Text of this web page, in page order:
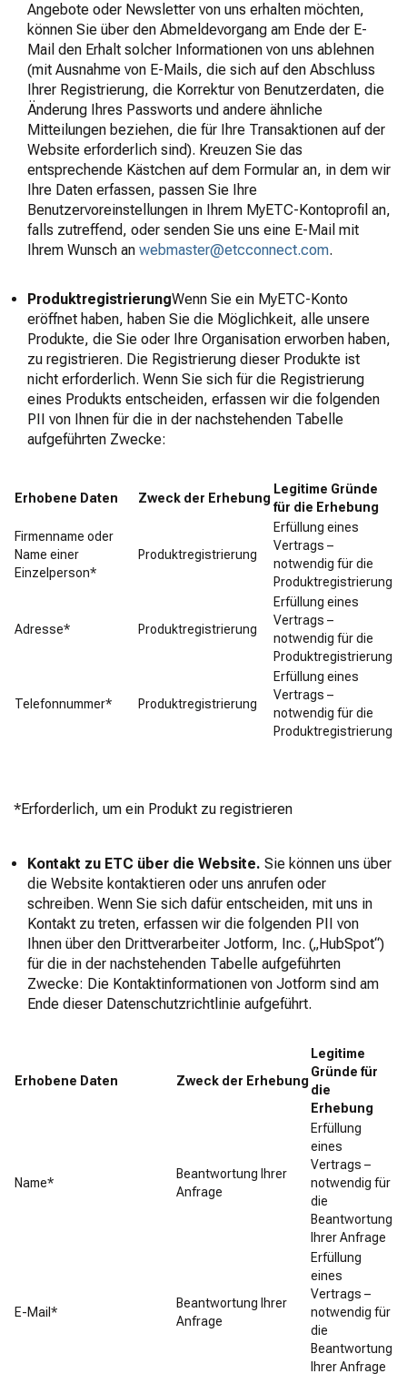
Angebote oder Newsletter von uns erhalten möchten,
können Sie über den Abmeldevorgang am Ende der E-
Mail den Erhalt solcher Informationen von uns ablehnen
(mit Ausnahme von E-Mails, die sich auf den Abschluss
Ihrer Registrierung, die Korrektur von Benutzerdaten, die
Änderung Ihres Passworts und andere ähnliche
Mitteilungen beziehen, die für Ihre Transaktionen auf der
Website erforderlich sind). Kreuzen Sie das
entsprechende Kästchen auf dem Formular an, in dem wir
Ihre Daten erfassen, passen Sie Ihre
Benutzervoreinstellungen in Ihrem MyETC-Kontoprofil an,
falls zutreffend, oder senden Sie uns eine E-Mail mit
Ihrem Wunsch an webmaster@etcconnect.com.
ProduktregistrierungWenn Sie ein MyETC-Konto
eröffnet haben, haben Sie die Möglichkeit, alle unsere
Produkte, die Sie oder Ihre Organisation erworben haben,
zu registrieren. Die Registrierung dieser Produkte ist
nicht erforderlich. Wenn Sie sich für die Registrierung
eines Produkts entscheiden, erfassen wir die folgenden
PII von Ihnen für die in der nachstehenden Tabelle
aufgeführten Zwecke:
Erhobene Daten Zweck der Erhebung
Legitime Gründe
für die Erhebung
Firmenname oder
Name einer
Einzelperson*
Produktregistrierung
Erfüllung eines
Vertrags –
notwendig für die
Produktregistrierung
Adresse* Produktregistrierung
Erfüllung eines
Vertrags –
notwendig für die
Produktregistrierung
Telefonnummer* Produktregistrierung
Erfüllung eines
Vertrags –
notwendig für die
Produktregistrierung
*Erforderlich, um ein Produkt zu registrieren
Kontakt zu ETC über die Website. Sie können uns über
die Website kontaktieren oder uns anrufen oder
schreiben. Wenn Sie sich dafür entscheiden, mit uns in
Kontakt zu treten, erfassen wir die folgenden PII von
Ihnen über den Drittverarbeiter Jotform, Inc. („HubSpot“)
für die in der nachstehenden Tabelle aufgeführten
Zwecke: Die Kontaktinformationen von Jotform sind am
Ende dieser Datenschutzrichtlinie aufgeführt.
Erhobene Daten Zweck der Erhebung
Legitime
Gründe für
die
Erhebung
Name*
Beantwortung Ihrer
Anfrage
Erfüllung
eines
Vertrags –
notwendig für
die
Beantwortung
Ihrer Anfrage
E-Mail*
Beantwortung Ihrer
Anfrage
Erfüllung
eines
Vertrags –
notwendig für
die
Beantwortung
Ihrer Anfrage